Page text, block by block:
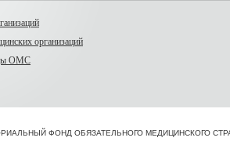
организаций
ОМС
ФОНД ОБЯЗАТЕЛЬНОГО МЕДИЦИНСКОГО